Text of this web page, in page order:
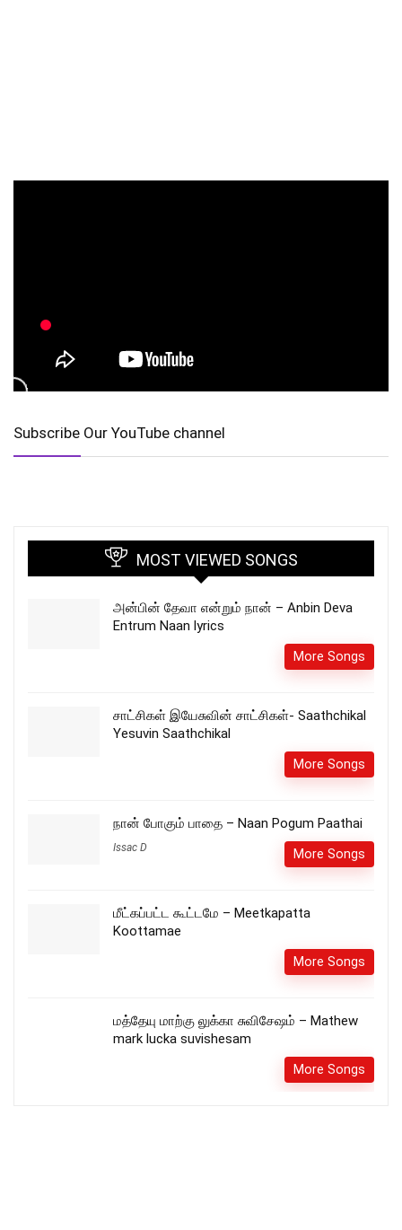
Subscribe Our YouTube channel
MOST VIEWED SONGS
அன்பின் தேவா என்றும் நான் – Anbin Deva
Entrum Naan lyrics
More Songs
சாட்சிகள் இயேசுவின் சாட்சிகள்- Saathchikal
Yesuvin Saathchikal
More Songs
நான் போகும் பாதை – Naan Pogum Paathai
Issac D More Songs
மீட்கப்பட்ட கூட்டமே – Meetkapatta
Koottamae
More Songs
மத்தேயு மாற்கு லுக்கா சுவிசேஷம் – Mathew
mark lucka suvishesam
More Songs